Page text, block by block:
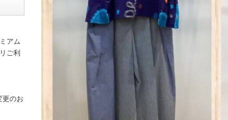
アム
ご利
更のお